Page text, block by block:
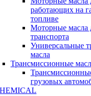
работающих на
топливе
Моторные масла
транспорта
Универсальные
масла
Трансмиссионные
грузовых